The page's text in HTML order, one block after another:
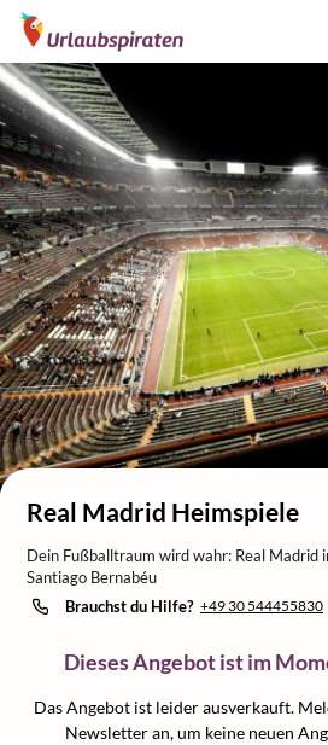
Real Madrid Heimspiele
Dein Fußballtraum wird wahr: Real Madrid
Santiago Bernabéu
Brauchst du Hilfe? +49 30 544455830
Dieses Angebot ist im
Das Angebot ist leider ausverkauft.
Newsletter an, um keine neuen